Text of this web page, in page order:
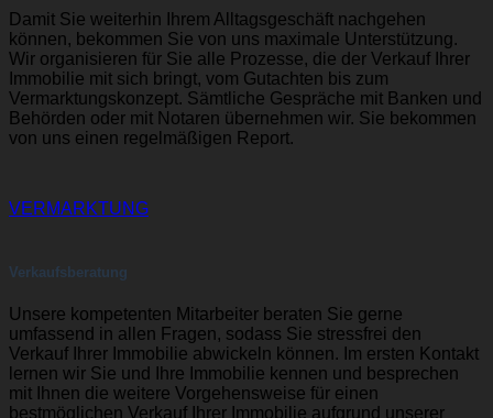
Damit Sie weiterhin Ihrem Alltagsgeschäft nachgehen
können, bekommen Sie von uns maximale Unterstützung.
Wir organisieren für Sie alle Prozesse, die der Verkauf Ihrer
Immobilie mit sich bringt, vom Gutachten bis zum
Vermarktungskonzept. Sämtliche Gespräche mit Banken und
Behörden oder mit Notaren übernehmen wir. Sie bekommen
von uns einen regelmäßigen Report.
VERMARKTUNG
Verkaufsberatung
Unsere kompetenten Mitarbeiter beraten Sie gerne
umfassend in allen Fragen, sodass Sie stressfrei den
Verkauf Ihrer Immobilie abwickeln können. Im ersten Kontakt
lernen wir Sie und Ihre Immobilie kennen und besprechen
mit Ihnen die weitere Vorgehensweise für einen
bestmöglichen Verkauf Ihrer Immobilie aufgrund unserer